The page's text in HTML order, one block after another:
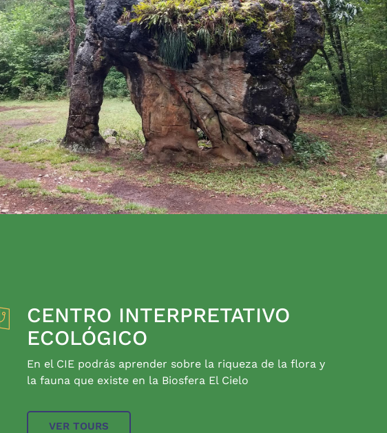
CENTRO INTERPRETATIVO
ECOLÓGICO
En el CIE podrás aprender sobre la riqueza de la flora y
la fauna que existe en la Biosfera El Cielo
VER TOURS